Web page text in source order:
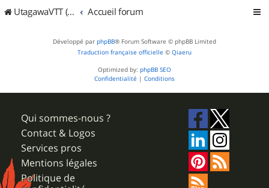
UtagawaVTT (Randos VTT et VTTAE avec traces GPS) Accueil forum
Développé par phpBB® Forum Software © phpBB Limited
Traduction française officielle © Qiaeru
Optimized by: phpBB SEO
Confidentialité | Conditions
Qui sommes-nous ?
Contact & Logos
Services pros
Mentions légales
Politique de